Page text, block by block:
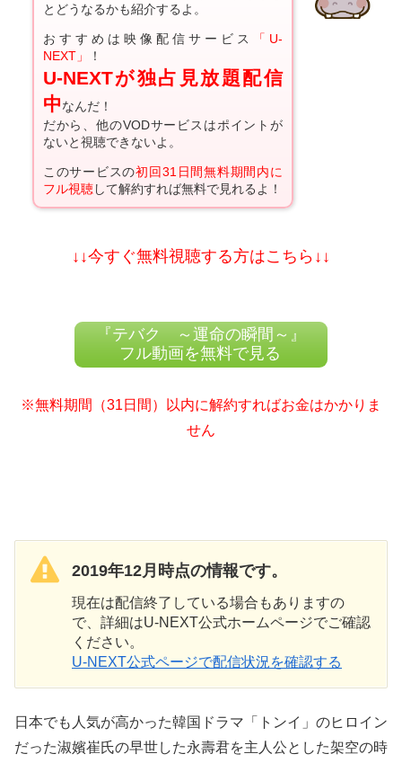
とどうなるかも紹介するよ。
おすすめは映像配信サービス
「U-
NEXT」
！
U-NEXTが独占見放題配信
中なんだ！
だから、他のVODサービスはポイントが
ないと視聴できないよ。
このサービスの初回31日間無料期間内に
フル視聴して解約すれば無料で見れるよ！
↓↓今すぐ無料視聴する方はこちら↓↓
『テバク ～運命の瞬間～』
フル動画を無料で見る
※無料期間（31日間）以内に解約すればお金はかかりま
せん
2019年12月時点の情報です。
現在は配信終了している場合もありますの
で、詳細はU-NEXT公式ホームページでご確認
ください。
U-NEXT公式ページで配信状況を確認する
日本でも人気が高かった韓国ドラマ「トンイ」のヒロイン
だった淑嬪崔氏の早世した永壽君を主人公とした架空の時